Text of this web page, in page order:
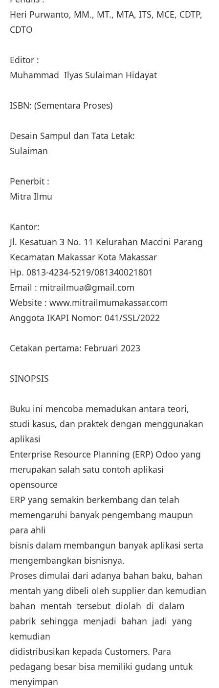
Heri Purwanto, MM., MT., MTA, ITS, MCE, CDTP,
CDTO
Editor :
Muhammad Ilyas Sulaiman Hidayat
ISBN: (Sementara Proses)
Desain Sampul dan Tata Letak:
Sulaiman
Penerbit :
Mitra Ilmu
Kantor:
Jl. Kesatuan 3 No. 11 Kelurahan Maccini Parang
Kecamatan Makassar Kota Makassar
Hp. 0813-4234-5219/081340021801
Email : mitrailmua@gmail.com
Website : www.mitrailmumakassar.com
Anggota IKAPI Nomor: 041/SSL/2022
Cetakan pertama: Februari 2023
SINOPSIS
Buku ini mencoba memadukan antara teori,
studi kasus, dan praktek dengan menggunakan
aplikasi
Enterprise Resource Planning (ERP) Odoo yang
merupakan salah satu contoh aplikasi
opensource
ERP yang semakin berkembang dan telah
memengaruhi banyak pengembang maupun
para ahli
bisnis dalam membangun banyak aplikasi serta
mengembangkan bisnisnya.
Proses dimulai dari adanya bahan baku, bahan
mentah yang dibeli oleh supplier dan kemudian
bahan mentah tersebut diolah di dalam
pabrik sehingga menjadi bahan jadi yang
kemudian
didistribusikan kepada Customers. Para
pedagang besar bisa memiliki gudang untuk
menyimpan